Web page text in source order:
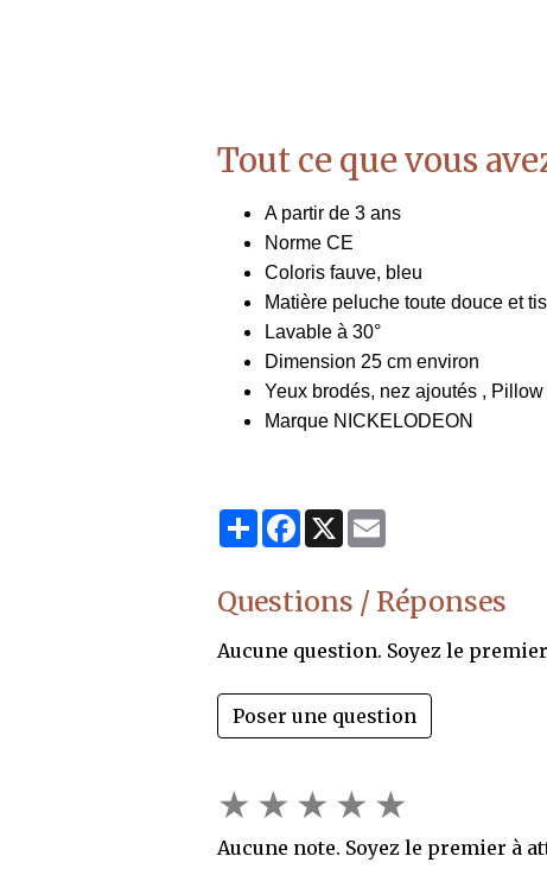
Tout ce que vous
A partir de 3 ans
Norme CE
Coloris fauve, bleu
Matière peluche toute douce et
Lavable à 30°
Dimension 25 cm environ
Yeux brodés, nez ajoutés ,
Marque NICKELODEON
PartagerFacebook
X
Questions / Réponses
Aucune question. Soyez le
Poser une question
★ ★ ★ ★ ★
Aucune note. Soyez le premier à